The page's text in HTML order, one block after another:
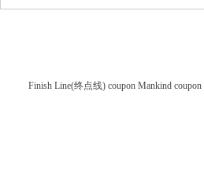
Finish Line(终点线) coupon Mankind coupon